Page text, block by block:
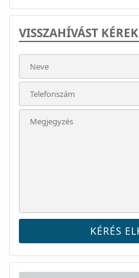
VISSZAHÍVÁST KÉREK